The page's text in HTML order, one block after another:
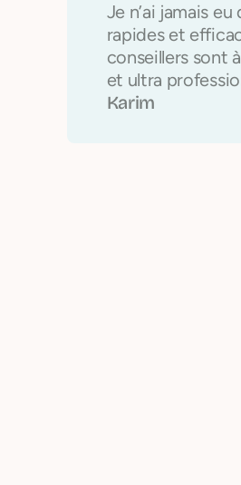
Je n’ai jamais
rapides et
conseillers sont
et ultra
Karim